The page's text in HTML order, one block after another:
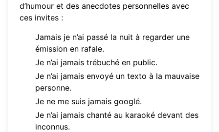
d’humour et des anecdotes personnelles avec
ces invites :
Jamais je n’ai passé la nuit à regarder une
émission en rafale.
Je n’ai jamais trébuché en public.
Je n’ai jamais envoyé un texto à la mauvaise
personne.
Je ne me suis jamais googlé.
Je n’ai jamais chanté au karaoké devant des
inconnus.